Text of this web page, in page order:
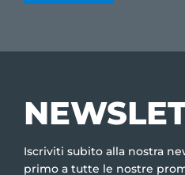
Iscriviti subito alla nostra
primo a tutte le nostre